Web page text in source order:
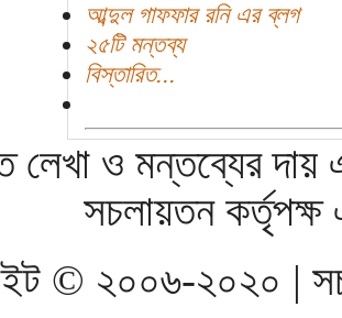
আব্দুল গাফফার রনি এর ব্লগ
২৫টি মন্তব্য
বিস্তারিত...
লেখা ও মন্তব্যের দায়
সচলায়তন
© ২০০৬-২০২০ |